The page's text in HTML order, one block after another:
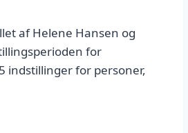
af Helene Hansen og
for
indstillinger for personer,